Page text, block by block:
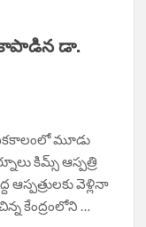
కాపాడిన డా.
ఏక‌కాలంలో మూడు
కిమ్స్ ఆస్ప‌త్రి
వెళ్లినా
కేంద్రంలోని …